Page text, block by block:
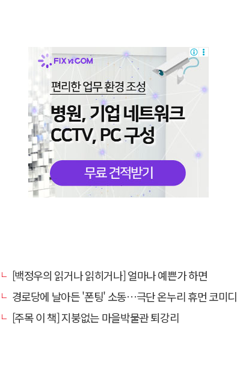
[백정우의 읽거나 읽히거나] 얼마나 예쁜가 하면
경로당에 날아든 '폰팅' 소동…극단 온누리 휴먼 코미디 연극, 19일 개막
[주목 이 책] 지붕없는 마을박물관 퇴강리